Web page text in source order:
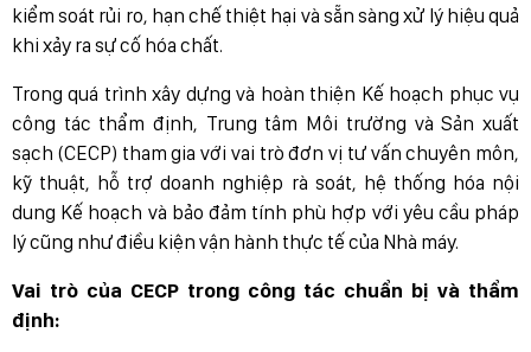
kiểm soát rủi ro, hạn chế thiệt hại và sẵn sàng xử lý hiệu quả
khi xảy ra sự cố hóa chất.
Trong quá trình xây dựng và hoàn thiện Kế hoạch phục vụ
công tác thẩm định, Trung tâm Môi trường và Sản xuất
sạch (CECP) tham gia với vai trò đơn vị tư vấn chuyên môn,
kỹ thuật, hỗ trợ doanh nghiệp rà soát, hệ thống hóa nội
dung Kế hoạch và bảo đảm tính phù hợp với yêu cầu pháp
lý cũng như điều kiện vận hành thực tế của Nhà máy.
Vai trò của CECP trong công tác chuẩn bị và thẩm
định: